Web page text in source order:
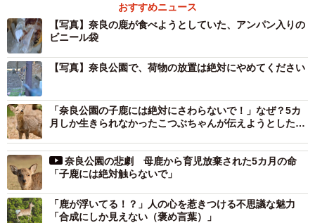
も目を合わさないように、食べ物見せたら終わり」
「観光客規制してほしい」
「見つけて頂き、難を逃れて良かったね、鹿さん 人間が
注意しなくてはいけませんよね」
多くの人たちが関心を集めている観光客と奈良の鹿のトラ
ブル問題。奈良公園付近の鹿たちの現状について、川地さ
んにお話を聞きました。
おすすめニュース
【写真】奈良の鹿が食べようとしていた、アンパン入りの
ビニール袋
【写真】奈良公園で、荷物の放置は絶対にやめてください
「奈良公園の子鹿には絶対にさわらないで！」なぜ？5カ
月しか生きられなかったこつぶちゃんが伝えようとしたこ
奈良公園の悲劇 母鹿から育児放棄された5カ月の命
「子鹿には絶対触らないで」
「鹿が浮いてる！？」人の心を惹きつける不思議な魅力
「合成にしか見えない（褒め言葉）」